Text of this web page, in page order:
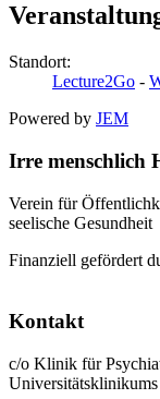
Standort:
Lecture2Go -
Powered by JEM
Irre menschlich
Verein für
seelische Gesundheit
Finanziell gefördert
Kontakt
c/o Klinik für